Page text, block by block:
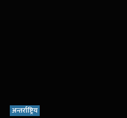
अन्तर्राष्ट्रिय